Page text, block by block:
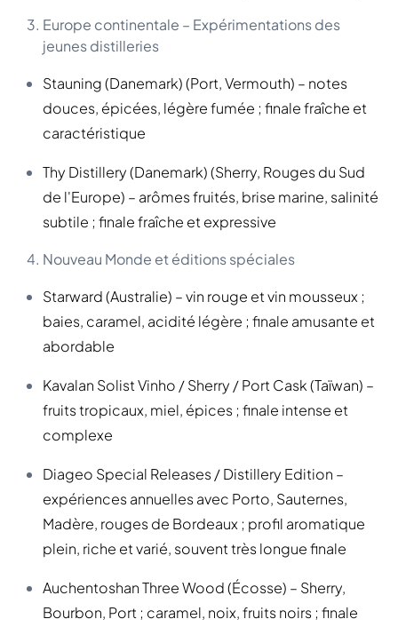
Europe continentale – Expérimentations des
jeunes distilleries
Stauning (Danemark) (Port, Vermouth) – notes
douces, épicées, légère fumée ; finale fraîche et
caractéristique
Thy Distillery (Danemark) (Sherry, Rouges du Sud
de l'Europe) – arômes fruités, brise marine, salinité
subtile ; finale fraîche et expressive
Nouveau Monde et éditions spéciales
Starward (Australie) – vin rouge et vin mousseux ;
baies, caramel, acidité légère ; finale amusante et
abordable
Kavalan Solist Vinho / Sherry / Port Cask (Taïwan) –
fruits tropicaux, miel, épices ; finale intense et
complexe
Diageo Special Releases / Distillery Edition –
expériences annuelles avec Porto, Sauternes,
Madère, rouges de Bordeaux ; profil aromatique
plein, riche et varié, souvent très longue finale
Auchentoshan Three Wood (Écosse) – Sherry,
Bourbon, Port ; caramel, noix, fruits noirs ; finale